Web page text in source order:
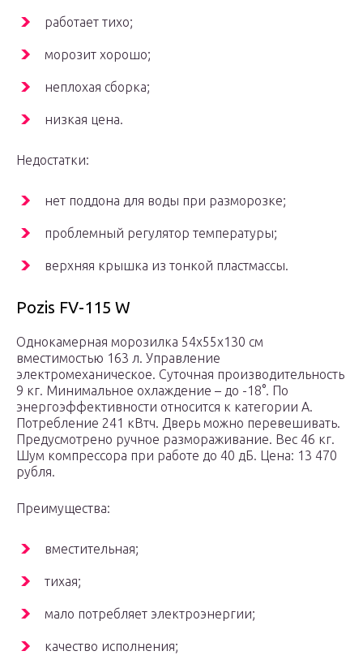
работает тихо;
морозит хорошо;
неплохая сборка;
низкая цена.
Недостатки:
нет поддона для воды при разморозке;
проблемный регулятор температуры;
верхняя крышка из тонкой пластмассы.
Pozis FV-115 W
Однокамерная морозилка 54х55х130 см
вместимостью 163 л. Управление
электромеханическое. Суточная производительность
9 кг. Минимальное охлаждение – до -18°. По
энергоэффективности относится к категории А.
Потребление 241 кВтч. Дверь можно перевешивать.
Предусмотрено ручное размораживание. Вес 46 кг.
Шум компрессора при работе до 40 дБ. Цена: 13 470
рубля.
Преимущества:
вместительная;
тихая;
мало потребляет электроэнергии;
качество исполнения;